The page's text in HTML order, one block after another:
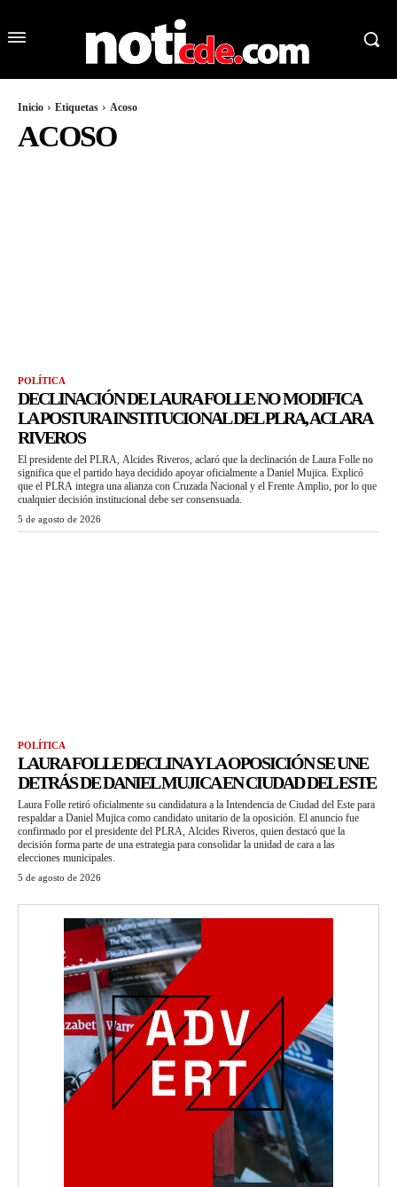
Inicio Etiquetas Acoso
ACOSO
POLÍTICA
DECLINACIÓN DE LAURA FOLLE NO MODIFICA
LA POSTURA INSTITUCIONAL DEL PLRA, ACLARA
RIVEROS
El presidente del PLRA, Alcides Riveros, aclaró que la declinación de Laura Folle no
significa que el partido haya decidido apoyar oficialmente a Daniel Mujica. Explicó
que el PLRA integra una alianza con Cruzada Nacional y el Frente Amplio, por lo que
cualquier decisión institucional debe ser consensuada.
5 de agosto de 2026
POLÍTICA
LAURA FOLLE DECLINA Y LA OPOSICIÓN SE UNE
DETRÁS DE DANIEL MUJICA EN CIUDAD DEL ESTE
Laura Folle retiró oficialmente su candidatura a la Intendencia de Ciudad del Este para
respaldar a Daniel Mujica como candidato unitario de la oposición. El anuncio fue
confirmado por el presidente del PLRA, Alcides Riveros, quien destacó que la
decisión forma parte de una estrategia para consolidar la unidad de cara a las
elecciones municipales.
5 de agosto de 2026